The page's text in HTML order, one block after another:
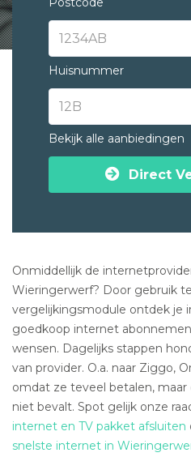
Huisnummer
Bekijk alle aanbiedingen
Direct
Onmiddellijk de
Wieringerwerf? Door gebruik
vergelijkingsmodule ontdek je
goedkoop internet
wensen. Dagelijks stappen
van provider. O.a. naar Ziggo,
omdat ze teveel betalen,
niet bevalt. Spot gelijk onze
internet en TV pakket afsluiten
snelste internet in